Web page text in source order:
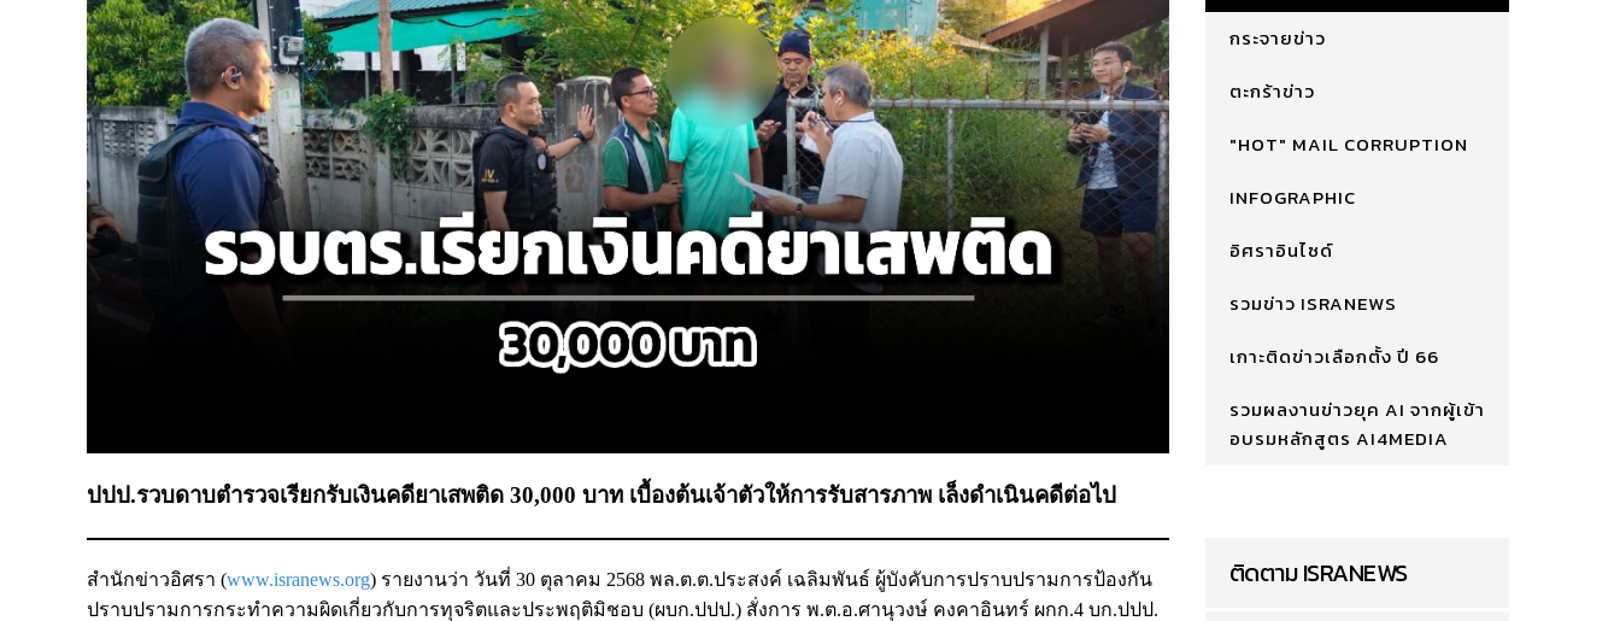
ปปป.รวบดาบตำรวจเรียกรับเงินคดียาเสพติด 30,000 บาท เบื้องต้นเจ้าตัวให้การรับสารภาพ เล็งดำเนินคดีต่อไป
สำนักข่าวอิศรา (www.isranews.org) รายงานว่า วันที่ 30 ตุลาคม 2568 พล.ต.ต.ประสงค์ เฉลิมพันธ์ ผู้บังคับการปราบปรามการป้องกัน
ปราบปรามการกระทำความผิดเกี่ยวกับการทุจริตและประพฤติมิชอบ (ผบก.ปปป.) สั่งการ พ.ต.อ.ศานุวงษ์ คงคาอินทร์ ผกก.4 บก.ปปป.
กระจายข่าว
ตะกร้าข่าว
"HOT" MAIL CORRUPTION
INFOGRAPHIC
อิศราอินไซด์
รวมข่าว ISRANEWS
เกาะติดข่าวเลือกตั้ง ปี 66
รวมผลงานข่าวยุค AI จากผู้เข้า
อบรมหลักสูตร AI4MEDIA
ติดตาม ISRANEWS